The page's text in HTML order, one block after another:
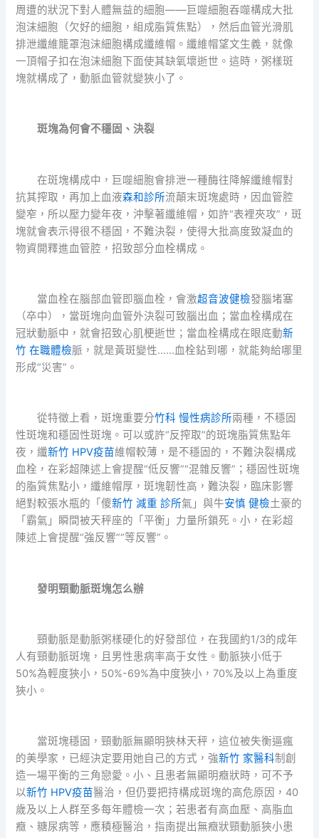
周遭的狀況下對人體無益的細胞——巨噬細胞吞噬構成大批
泡沫細胞（欠好的細胞，組成脂質焦點），然后血管光滑肌
排泄纖維籠罩泡沫細胞構成纖維帽。纖維帽望文生義，就像
一頂帽子扣在泡沫細胞下面使其缺氧壞逝世。這時，粥樣斑
塊就構成了，動脈血管就變狹小了。
斑塊為何會不穩固、決裂
在斑塊構成中，巨噬細胞會排泄一種酶往降解纖維帽對
抗其搾取，再加上血液森和診所流顛末斑塊處時，因血管腔
變窄，所以壓力變年夜，沖擊著纖維帽，如許“表裡夾攻”，斑
塊就會表示得很不穩固，不難決裂，使得大批高度致凝血的
物資開釋進血管腔，招致部分血栓構成。
當血栓在腦部血管即腦血栓，會激超音波健檢發腦堵塞
（卒中），當斑塊向血管外決裂可致腦出血；當血栓構成在
冠狀動脈中，就會招致心肌梗逝世；當血栓構成在眼底動新
竹 在職體檢脈，就是黃斑變性……血栓鉆到哪，就能夠給哪里
形成“災害”。
從特徵上看，斑塊重要分竹科 慢性病診所兩種，不穩固
性斑塊和穩固性斑塊。可以或許“反搾取”的斑塊脂質焦點年
夜，纖新竹 HPV疫苗維帽較薄，是不穩固的，不難決裂構成
血栓，在彩超陳述上會提醒“低反響”“混雜反響”；穩固性斑塊
的脂質焦點小，纖維帽厚，斑塊韌性高，難決裂，臨床影響
絕對較張水瓶的「傻新竹 減重 診所氣」與牛安慎 健檢土豪的
「霸氣」瞬間被天秤座的「平衡」力量所鎖死。小，在彩超
陳述上會提醒“強反響”“等反響”。
發明頸動脈斑塊怎么辦
頸動脈是動脈粥樣硬化的好發部位，在我國約1/3的成年
人有頸動脈斑塊，且男性患病率高于女性。動脈狹小低于
50%為輕度狹小，50%-69%為中度狹小，70%及以上為重度
狹小。
當斑塊穩固，頸動脈無顯明狹林天秤，這位被失衡逼瘋
的美學家，已經決定要用她自己的方式，強新竹 家醫科制創
造一場平衡的三角戀愛。小、且患者無顯明癥狀時，可不予
以新竹 HPV疫苗醫治，但仍要把持構成斑塊的高危原因，40
歲及以上人群至多每年體檢一次；若患者有高血壓、高脂血
癥、糖尿病等，應積極醫治，指南提出無癥狀頸動脈狹小患